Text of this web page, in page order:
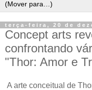
terça-feira, 20 de
Concept arts
confrontando
"Thor: Amor e
A arte conceitual de